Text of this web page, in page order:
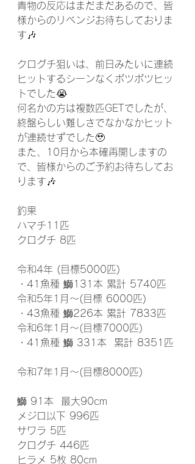
青物の反応はまだまだあるので、皆
様からのリベンジお待ちしておりま
す🎶
クログチ狙いは、前日みたいに連続
ヒットするシーンなくポツポツヒッ
トでした😭
何名かの方は複数匹GETでしたが、
終盤らしい難しさでなかなかヒット
が連続せずでした🥹
また、10月から本確再開しますの
で、皆様からのご予約お待ちしてお
ります🎶
釣果
ハマチ11匹
クログチ 8匹
令和4年 (目標5000匹)
・41魚種 鰤131本 累計 5740匹
令和5年1月～(目標 6000匹)
・43魚種 鰤226本 累計 7833匹
令和6年1月～(目標7000匹)
・41魚種 鰤 331本  累計 8351匹
令和7年1月～(目標8000匹)
鰤 91本  最大90cm
メジロ以下 996匹
サワラ 5匹
クログチ 446匹
ヒラメ 5枚 80cm